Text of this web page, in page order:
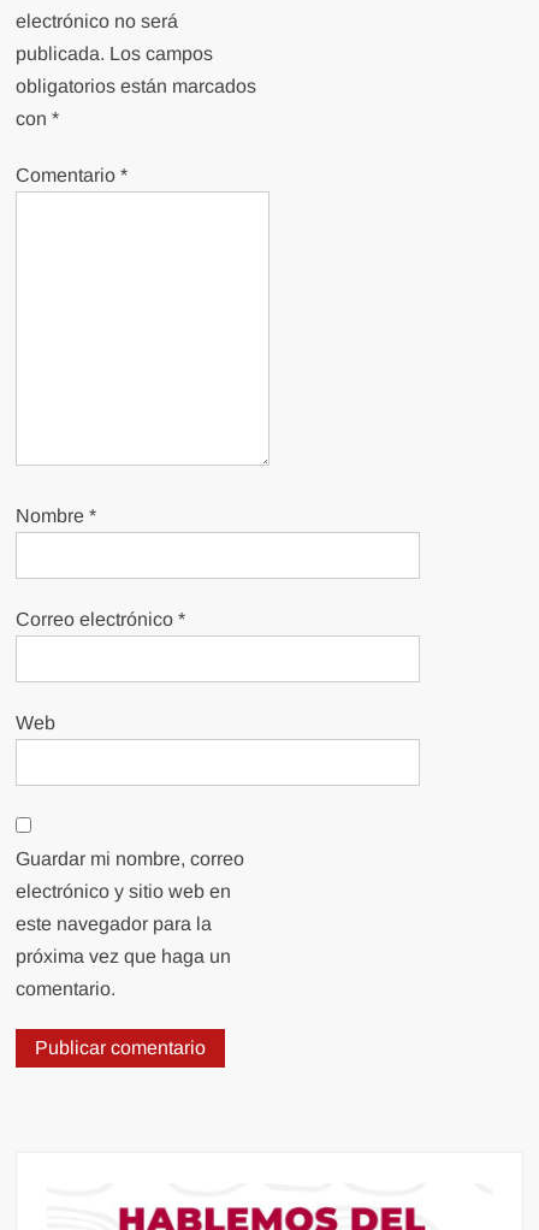
electrónico no será
publicada. Los campos
obligatorios están marcados
con*
Comentario*
Nombre*
Correo electrónico*
Web
Guardar mi nombre, correo
electrónico y sitio web en
este navegador para la
próxima vez que haga un
comentario.